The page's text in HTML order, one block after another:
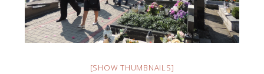
[SHOW THUMBNAILS]